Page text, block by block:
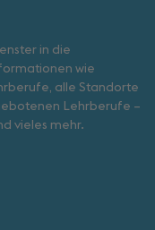
in die
wie
alle Standorte
Lehrberufe –
vieles mehr.